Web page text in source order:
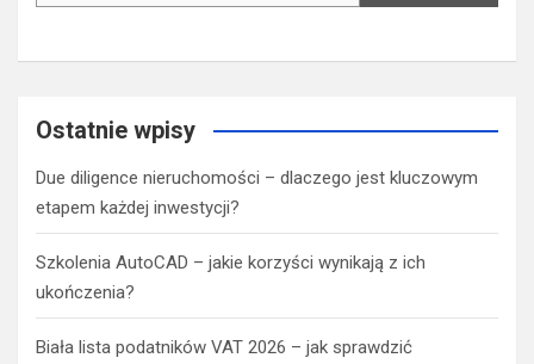
Ostatnie wpisy
Due diligence nieruchomości – dlaczego jest kluczowym
etapem każdej inwestycji?
Szkolenia AutoCAD – jakie korzyści wynikają z ich
ukończenia?
Biała lista podatników VAT 2026 – jak sprawdzić